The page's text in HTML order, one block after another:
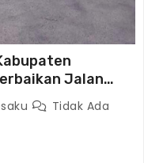
Jalan
Tidak Ada